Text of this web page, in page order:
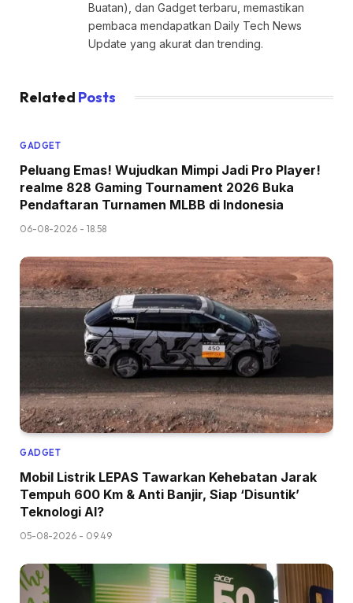
Buatan), dan Gadget terbaru, memastikan
pembaca mendapatkan Daily Tech News
Update yang akurat dan trending.
Related Posts
GADGET
Peluang Emas! Wujudkan Mimpi Jadi Pro Player!
realme 828 Gaming Tournament 2026 Buka
Pendaftaran Turnamen MLBB di Indonesia
06-08-2026 - 18.58
GADGET
Mobil Listrik LEPAS Tawarkan Kehebatan Jarak
Tempuh 600 Km & Anti Banjir, Siap ‘Disuntik’
Teknologi AI?
05-08-2026 - 09.49